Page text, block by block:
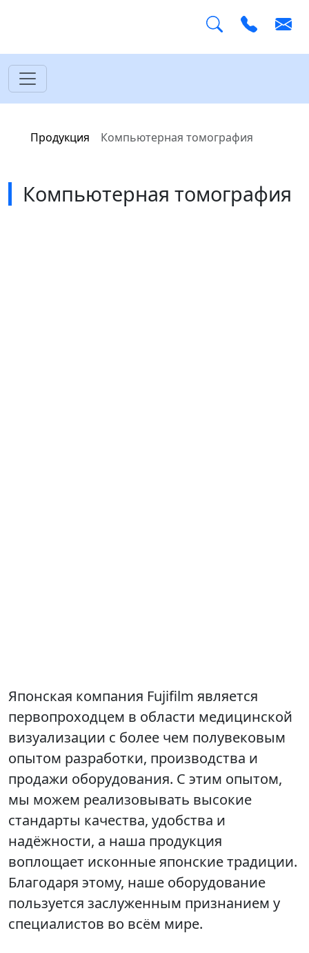
Главная
Продукция Компьютерная томография
Компьютерная томография
Японская компания Fujifilm является
первопроходцем в области медицинской
визуализации с более чем полувековым
опытом разработки, производства и
продажи оборудования. С этим опытом,
мы можем реализовывать высокие
стандарты качества, удобства и
надёжности, а наша продукция
воплощает исконные японские традиции.
Благодаря этому, наше оборудование
пользуется заслуженным признанием у
специалистов во всём мире.